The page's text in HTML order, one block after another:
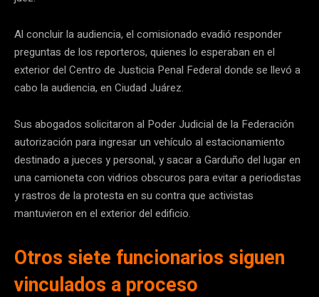
Al concluir la audiencia, el comisionado evadió responder
preguntas de los reporteros, quienes lo esperaban en el
exterior del Centro de Justicia Penal Federal donde se llevó a
cabo la audiencia, en Ciudad Juárez.
Sus abogados solicitaron al Poder Judicial de la Federación
autorización para ingresar un vehículo al estacionamiento
destinado a jueces y personal, y sacar a Garduño del lugar en
una camioneta con vidrios obscuros para evitar a periodistas
y rastros de la protesta en su contra que activistas
mantuvieron en el exterior del edificio.
Otros siete funcionarios siguen
vinculados a proceso